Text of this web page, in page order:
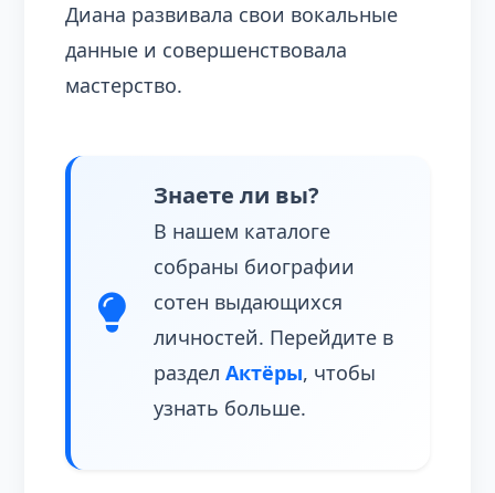
Диана развивала свои вокальные
данные и совершенствовала
мастерство.
Знаете ли вы?
В нашем каталоге
собраны биографии
сотен выдающихся
личностей. Перейдите в
разделАктёры, чтобы
узнать больше.